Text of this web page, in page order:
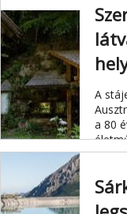
A
a 80